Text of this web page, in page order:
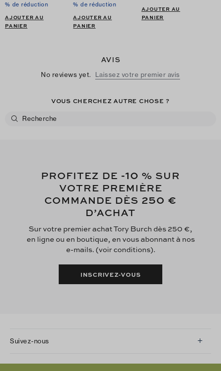
% de réduction
AJOUTER AU
PANIER
% de réduction
AJOUTER AU
PANIER
AJOUTER AU
PANIER
AVIS
No reviews yet. Laissez votre premier avis
VOUS CHERCHEZ AUTRE CHOSE ?
PROFITEZ DE -10 % SUR
VOTRE PREMIÈRE
COMMANDE DÈS 250 €
D’ACHAT
Sur votre premier achat Tory Burch dès 250 €,
en ligne ou en boutique, en vous abonnant à nos
e-mails. (voir conditions).
INSCRIVEZ-VOUS
Suivez-nous